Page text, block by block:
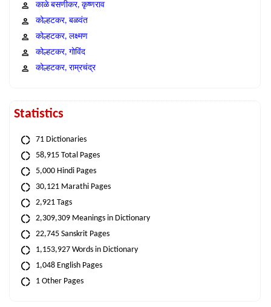
काळे बसणीकर, कृष्णराव
कोल्हटकर, बळवंत
कोल्हटकर, लक्ष्मण
कोल्हटकर, गोविंद
कोल्हटकर, राम्रचंद्र
Statistics
71 Dictionaries
58,915 Total Pages
5,000 Hindi Pages
30,121 Marathi Pages
2,921 Tags
2,309,309 Meanings in Dictionary
22,745 Sanskrit Pages
1,153,927 Words in Dictionary
1,048 English Pages
1 Other Pages